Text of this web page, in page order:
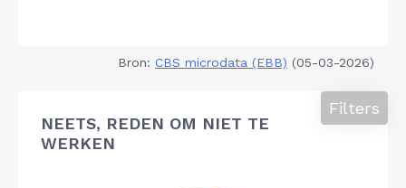
Bron: CBS microdata (EBB) (05-03-2026)
NEETS, REDEN OM NIET TE
WERKEN
Filters